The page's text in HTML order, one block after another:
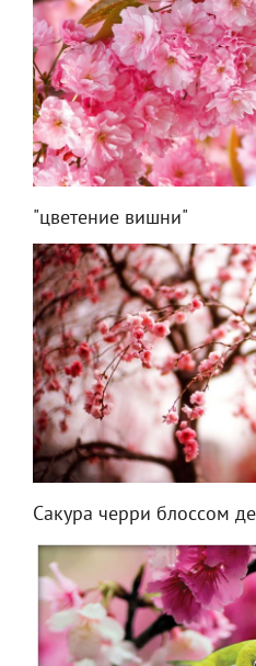
"цветение вишни"
Сакура черри блоссом